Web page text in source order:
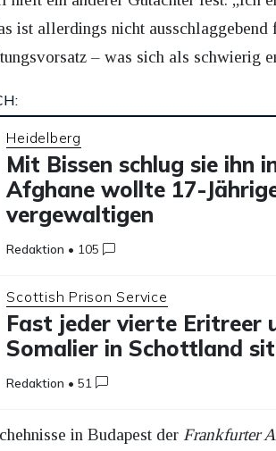
ist allerdings nicht ausschlaggebend
– was sich als schwierig
Heidelberg
Mit Bissen schlug sie ihn
Afghane wollte 17-
vergewaltigen
Redaktion • 105
Scottish Prison Service
Fast jeder vierte Eritreer
Somalier in Schottland
Redaktion •51
in Budapest der Frankfurter